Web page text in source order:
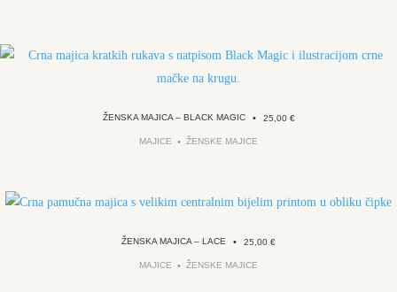
ŽENSKA MAJICA – BLACK MAGIC • 25,00 €
MAJICE ŽENSKE MAJICE
ŽENSKA MAJICA – LACE • 25,00 €
MAJICE ŽENSKE MAJICE